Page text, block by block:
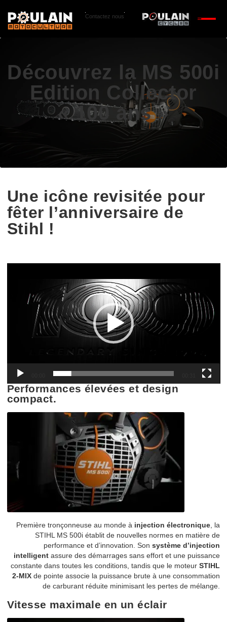
Contactez nous
Découvrez la MS 500i
Edition Collector
« 100 ans »
Une icône revisitée pour
fêter l’anniversaire de
Stihl !
vidéo
Performances élevées et design
compact.
Première tronçonneuse au monde à injection électronique , la
STIHL MS 500i établit de nouvelles normes en matière de
performance et d’innovation. Sonsystème d’injection
intelligent assure des démarrages sans effort et une puissance
constante dans toutes les conditions, tandis que le moteurSTIHL
2-MIX de pointe associe la puissance brute à une consommation
de carburant réduite minimisant les pertes de mélange.
Vitesse maximale en un éclair